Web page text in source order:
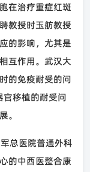
在治疗重症红斑
教授时玉舫教授
的影响，尤其是
互作用。武汉大
的免疫耐受的问
官移植的耐受问
。
总医院普通外科
的中西医整合康